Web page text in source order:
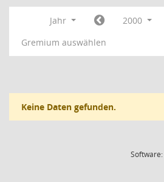
Jahr
2000
Gremium auswählen
Keine Daten gefunden.
Software: